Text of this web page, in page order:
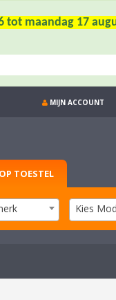
tot maandag 17
MIJN ACCOUNT
TOESTEL
Kies